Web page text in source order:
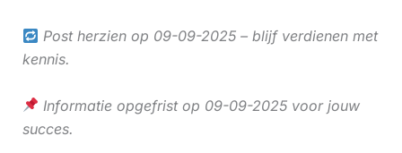
Post herzien op 09-09-2025 – blijf verdienen met
kennis.
Informatie opgefrist op 09-09-2025 voor jouw
succes.